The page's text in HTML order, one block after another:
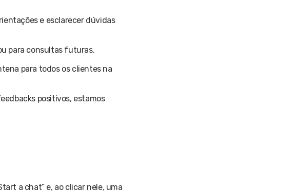
e esclarecer dúvidas
para consultas futuras.
para todos os clientes na
positivos, estamos
a chat” e, ao clicar nele, uma